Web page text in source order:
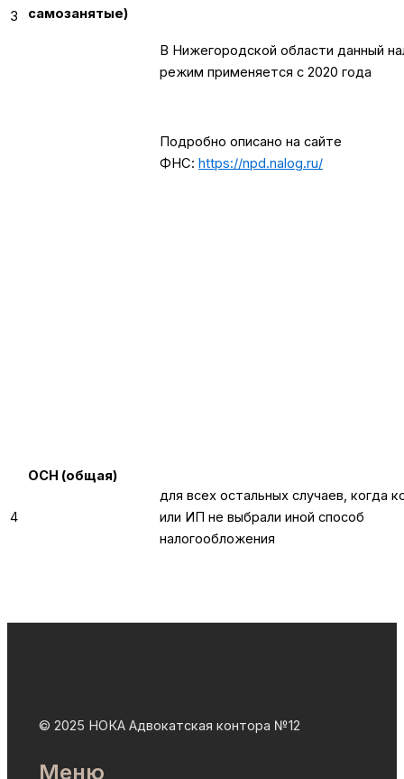
3
самозанятые)
В Нижегородской области данный
режим применяется с 2020 года
Подробно описано на сайте
ФНС: https://npd.nalog.ru/
4
ОСН (общая)
для всех остальных случаев, когда
или ИП не выбрали иной способ
налогообложения
© 2025 НОКА Адвокатская контора №12
Меню